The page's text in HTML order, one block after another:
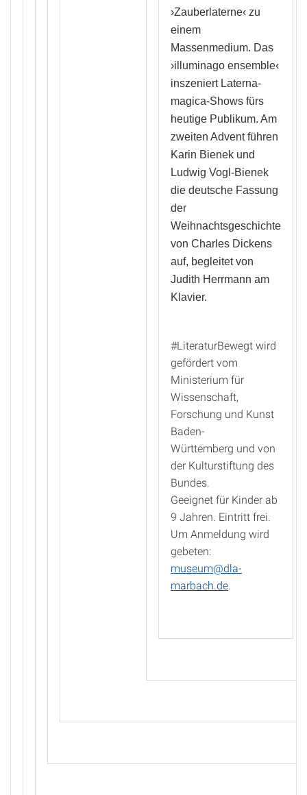
›Zauberlaterne‹ zu
einem
Massenmedium. Das
›illuminago ensemble‹
inszeniert Laterna-
magica-Shows fürs
heutige Publikum. Am
zweiten Advent führen
Karin Bienek und
Ludwig Vogl-Bienek
die deutsche Fassung
der
Weihnachtsgeschichte
von Charles Dickens
auf, begleitet von
Judith Herrmann am
Klavier.
#LiteraturBewegt wird
gefördert vom
Ministerium für
Wissenschaft,
Forschung und Kunst
Baden-
Württemberg und von
der Kulturstiftung des
Bundes.
Geeignet für Kinder ab
9 Jahren. Eintritt frei.
Um Anmeldung wird
gebeten:
museum@dla-
marbach.de